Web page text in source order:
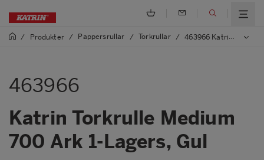
/ Produkter / Pappersrullar / Torkrullar / 463966 Katrin Torkrulle Medium 700 Ark 1-Lagers, Gul
463966
Katrin Torkrulle Medium
700 Ark 1-Lagers, Gul